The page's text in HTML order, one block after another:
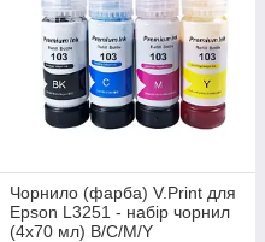
Чорнило (фарба) V.Print для
Epson L3251 - набір чорнил
(4х70 мл) B/C/M/Y